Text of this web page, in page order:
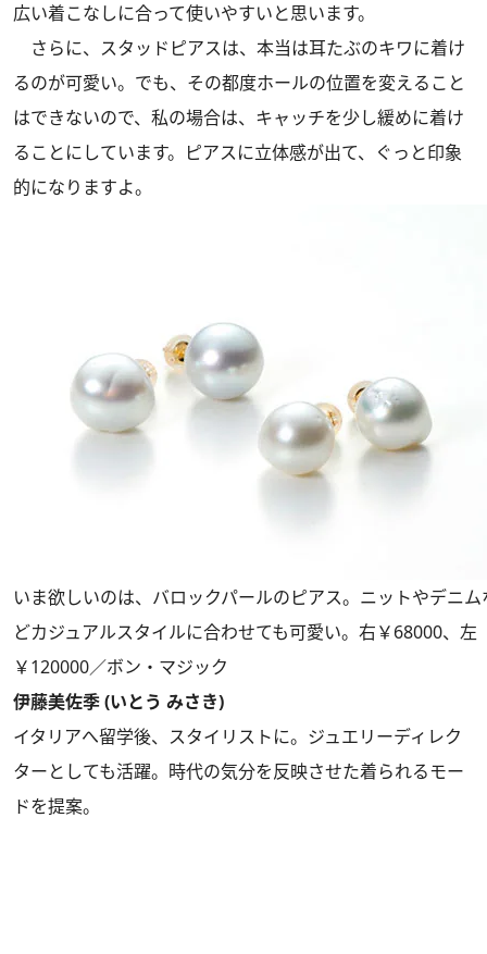
広い着こなしに合って使いやすいと思います。
さらに、スタッドピアスは、本当は耳たぶのキワに着け
るのが可愛い。でも、その都度ホールの位置を変えること
はできないので、私の場合は、キャッチを少し緩めに着け
ることにしています。ピアスに立体感が出て、ぐっと印象
的になりますよ。
いま欲しいのは、バロックパールのピアス。ニットやデニム
どカジュアルスタイルに合わせても可愛い。右￥68000、左
￥120000／ボン・マジック
伊藤美佐季 (いとう みさき)
イタリアへ留学後、スタイリストに。ジュエリーディレク
ターとしても活躍。時代の気分を反映させた着られるモー
ドを提案。